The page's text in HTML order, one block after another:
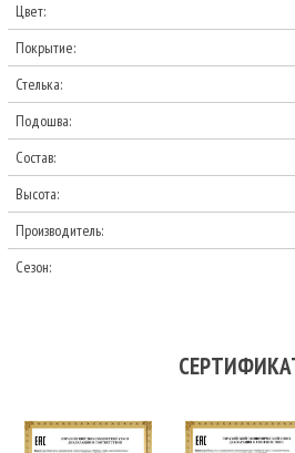
Цвет:
Покрытие:
Стелька:
Подошва:
Состав:
Высота:
Производитель:
Сезон: